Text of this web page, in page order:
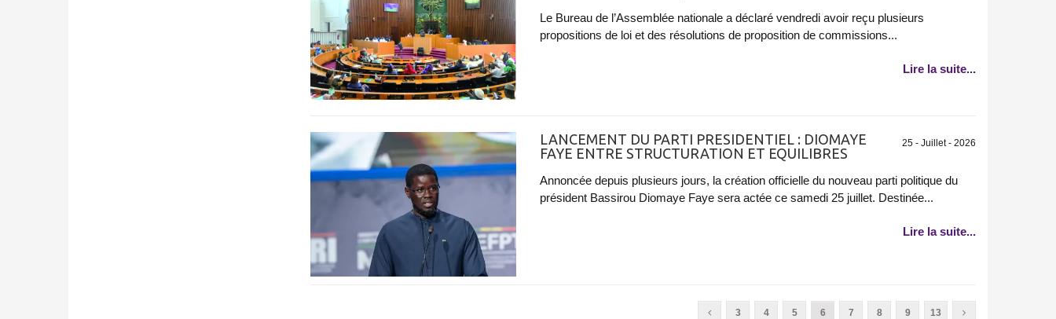
Le Bureau de l’Assemblée nationale a déclaré vendredi avoir reçu plusieurs
propositions de loi et des résolutions de proposition de commissions...
Lire la suite...
25 - Juillet - 2026
LANCEMENT DU PARTI PRESIDENTIEL : DIOMAYE
FAYE ENTRE STRUCTURATION ET EQUILIBRES
Annoncée depuis plusieurs jours, la création officielle du nouveau parti politique du
président Bassirou Diomaye Faye sera actée ce samedi 25 juillet. Destinée...
Lire la suite...
3 4 5 6 7 8 9 13